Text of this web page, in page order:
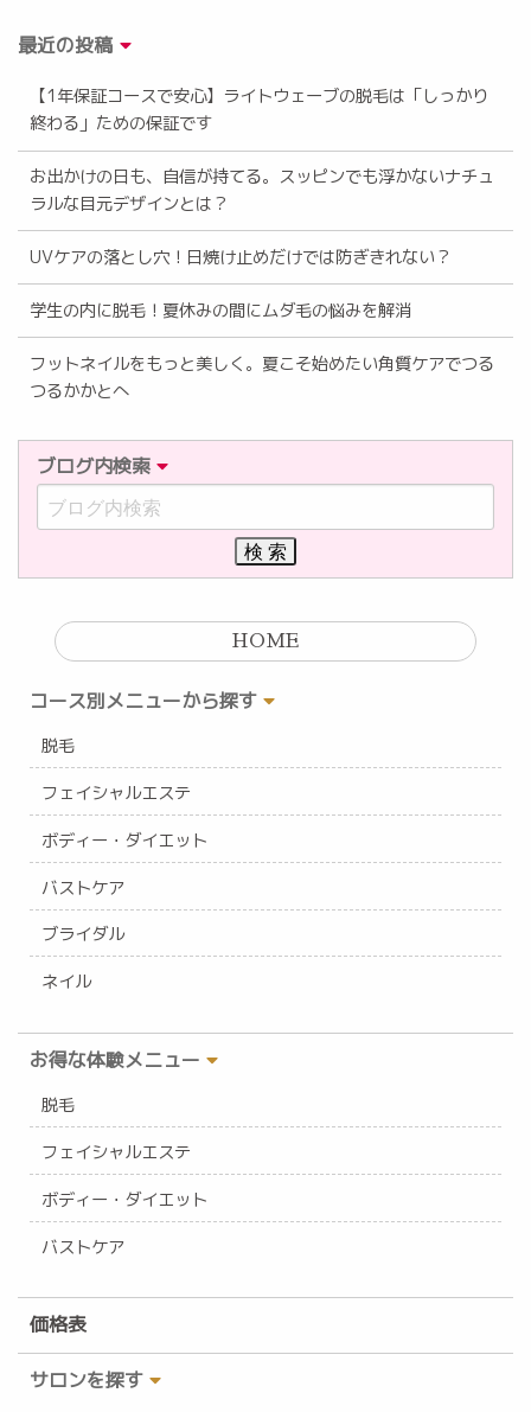
最近の投稿
【1年保証コースで安心】ライトウェーブの脱毛は「しっかり
終わる」ための保証です
お出かけの日も、自信が持てる。スッピンでも浮かないナチュ
ラルな目元デザインとは？
UVケアの落とし穴！日焼け止めだけでは防ぎきれない？
学生の内に脱毛！夏休みの間にムダ毛の悩みを解消
フットネイルをもっと美しく。夏こそ始めたい角質ケアでつる
つるかかとへ
ブログ内検索
HOME
コース別メニューから探す
脱毛
フェイシャルエステ
ボディー・ダイエット
バストケア
ブライダル
ネイル
お得な体験メニュー
脱毛
フェイシャルエステ
ボディー・ダイエット
バストケア
価格表
サロンを探す